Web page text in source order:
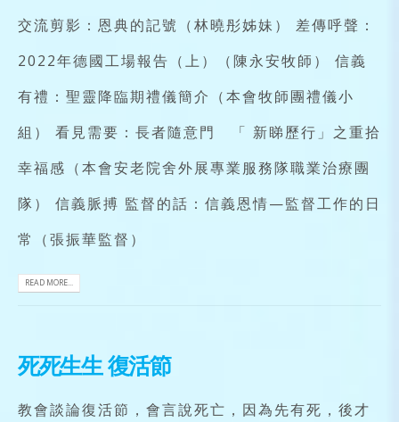
交流剪影：恩典的記號（林曉彤姊妹） 差傳呼聲：
2022年德國工場報告（上）（陳永安牧師） 信義
有禮：聖靈降臨期禮儀簡介（本會牧師團禮儀小
組） 看見需要：長者隨意門 「 新睇歷行」之重拾
幸福感（本會安老院舍外展專業服務隊職業治療團
隊） 信義脈搏 監督的話：信義恩情—監督工作的日
常（張振華監督）
READ MORE...
死死生生 復活節
教會談論復活節，會言說死亡，因為先有死，後才